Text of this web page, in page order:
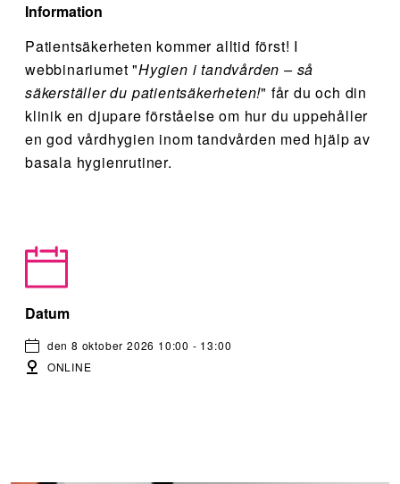
Information
Patientsäkerheten kommer alltid först! I
webbinariumet "Hygien i tandvården – så
säkerställerdu patientsäkerheten!" får du och din
klinik en djupare förståelse om hur du uppehåller
en god vårdhygien inom tandvården med hjälp av
basala hygienrutiner.
Datum
den 8 oktober 2026 10:00 - 13:00
ONLINE